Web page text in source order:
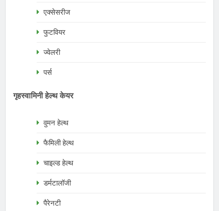
एक्सेसरीज
फुटवियर
ज्वेलरी
पर्स
गृहस्वामिनी हेल्थ केयर
वुमन हेल्थ
फैमिली हेल्थ
चाइल्ड हेल्थ
डर्मटालॉजी
पैरेनटी